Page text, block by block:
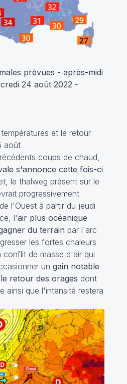
prévues - après-midi
24 août 2022 -
et le retour
août
coups de chaud,
s'annonce cette fois-ci
le thalweg présent sur le
progressivement
l'Ouest à partir du jeudi
l'air plus océanique
du terrain par l'arc
les fortes chaleurs
de masse d'air qui
un gain notable
retour des orages dont
ainsi que l'intensité restera